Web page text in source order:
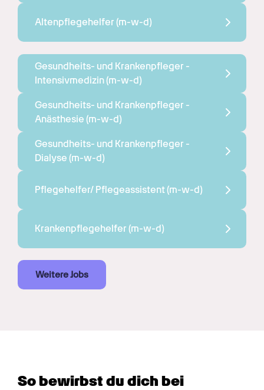
Altenpflegehelfer (m-w-d)
Gesundheits- und Krankenpfleger -
Intensivmedizin (m-w-d)
Gesundheits- und Krankenpfleger -
Anästhesie (m-w-d)
Gesundheits- und Krankenpfleger -
Dialyse (m-w-d)
Pflegehelfer/ Pflegeassistent (m-w-d)
Krankenpflegehelfer (m-w-d)
Weitere Jobs
So bewirbst du dich bei